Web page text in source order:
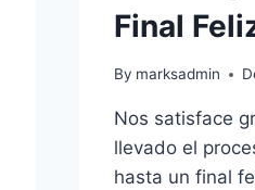
Final
By marksadmin
Nos satisface
llevado el
hasta un final